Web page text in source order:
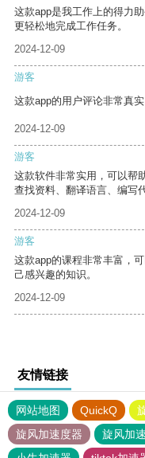
这款app是我工作上的得力
更轻松地完成工作任务。
2024-12-09
游客
这款app的用户评论非常真
2024-12-09
游客
这款软件非常实用，可以帮
查找资料、翻译语言、编写
2024-12-09
游客
这款app的课程非常丰富，
己感兴趣的知识。
2024-12-09
友情链接
网站地图 QuickQ
旋风加速度器
旋风加速